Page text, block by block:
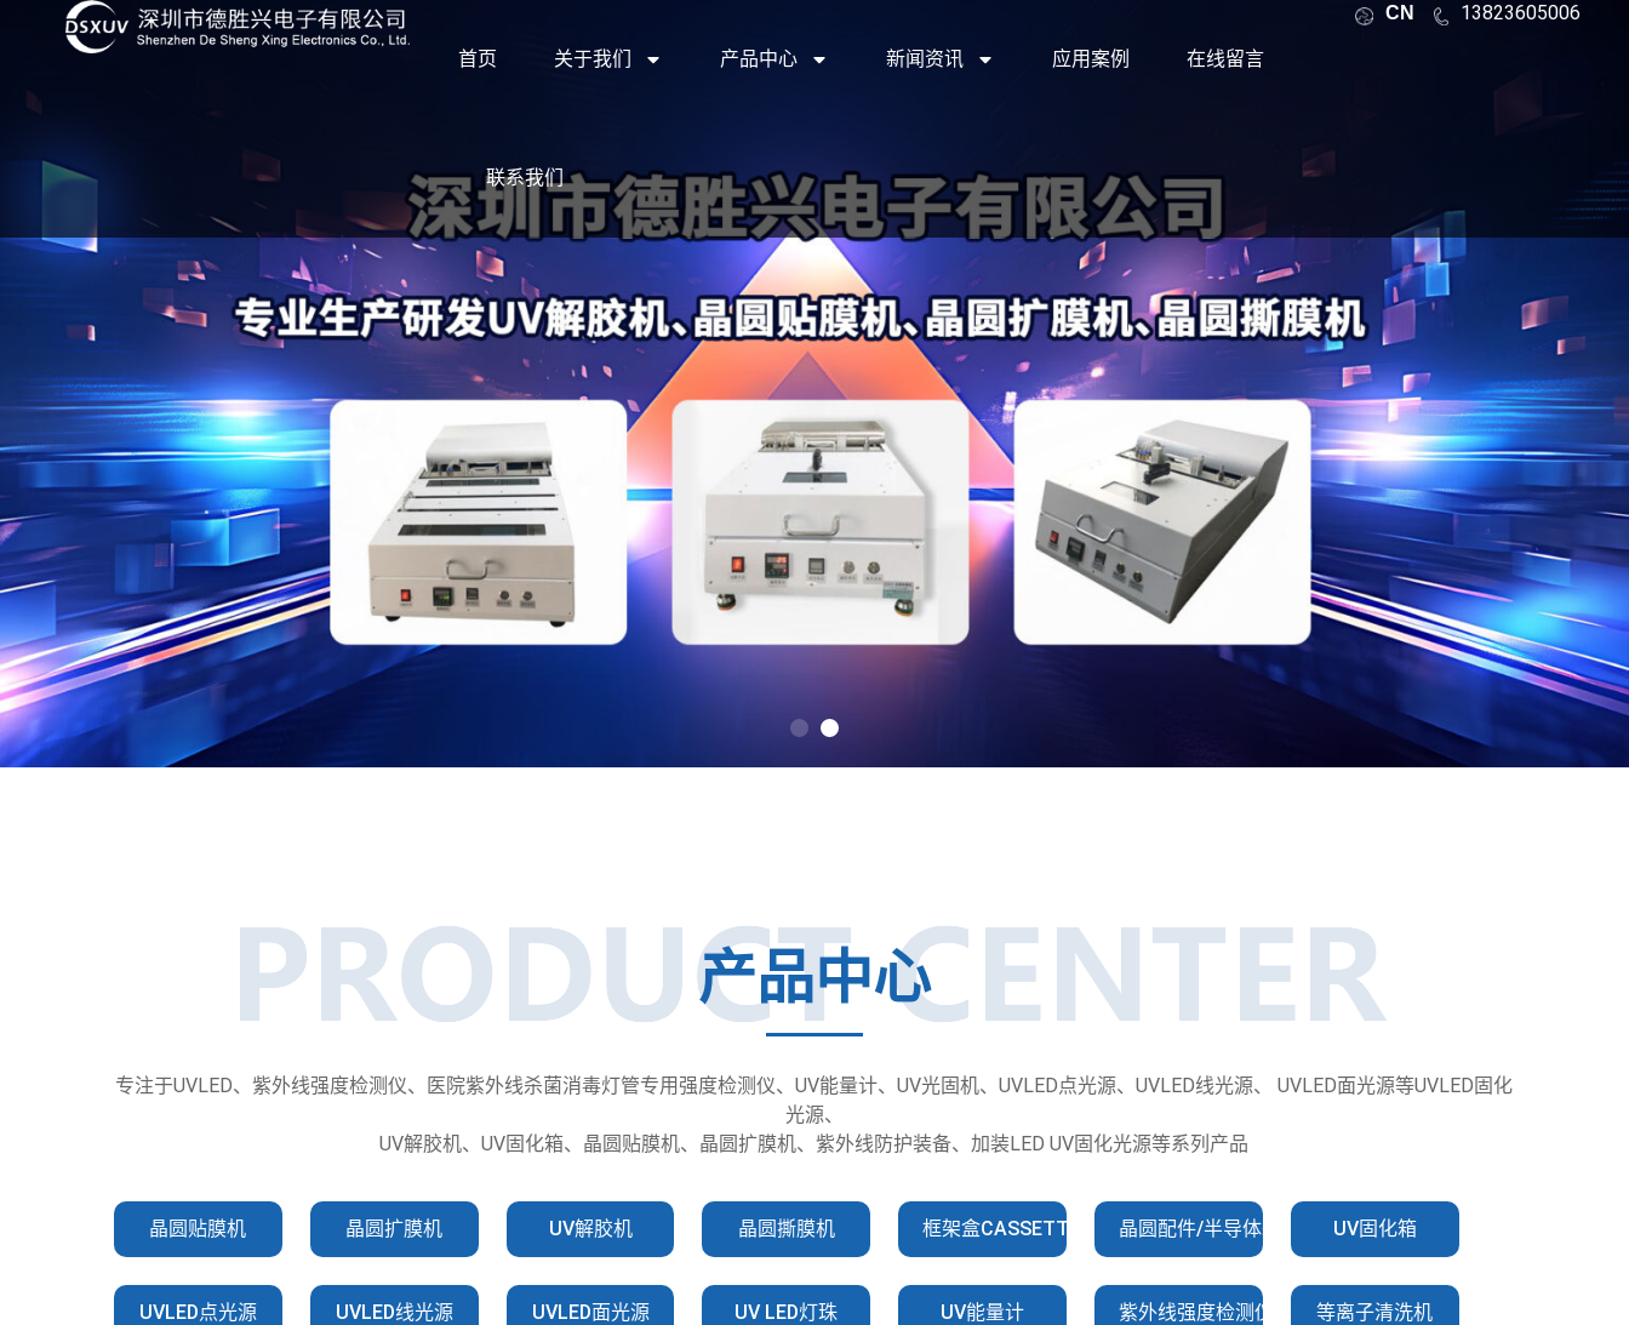
首页 关于我们 产品中心 新闻资讯 应用案例 在线留言
联系我们
CN 13823605006
产品中心
专注于UVLED、紫外线强度检测仪、医院紫外线杀菌消毒灯管专用强度检测仪、UV能量计、UV光固机、UVLED点光源、UVLED线光源、 UVLED面光源等UVLED固化
光源、
UV解胶机、UV固化箱、晶圆贴膜机、晶圆扩膜机、紫外线防护装备、加装LED UV固化光源等系列产品
晶圆贴膜机 晶圆扩膜机 UV解胶机 晶圆撕膜机 框架盒CASSETTE 晶圆配件/半导体耗材 UV固化箱
UVLED点光源 UVLED线光源 UVLED面光源 UV LED灯珠 UV能量计 紫外线强度检测仪 等离子清洗机